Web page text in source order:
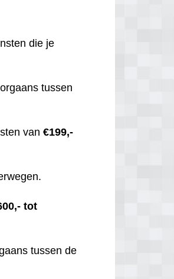
die je
tussen
van€199,-
tot
tussen de